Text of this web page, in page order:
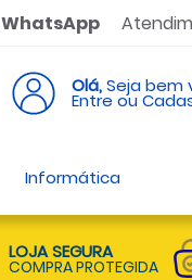
WhatsApp
Olá,Seja bem
Entre ou
Informática
LOJA SEGURA
COMPRA PROTEGIDA